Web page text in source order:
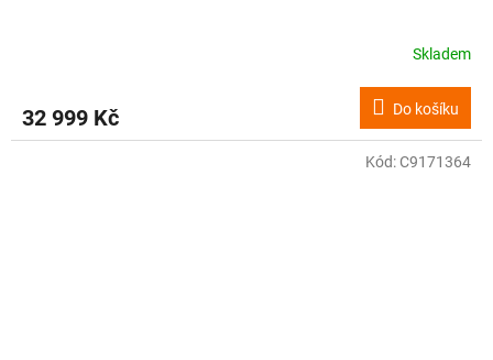
Skladem
32 999 Kč Do košíku
Kód:C9171364